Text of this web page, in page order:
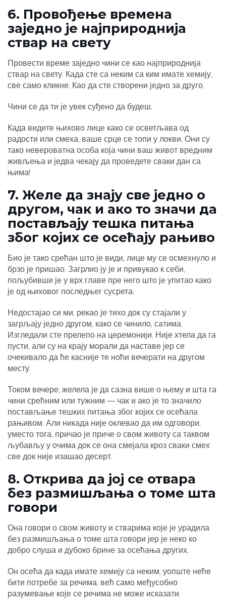
6. Провођење времена
заједно је најприроднија
ствар на свету
Провести време заједно чини се као најприроднија
ствар на свету. Када сте са неким са ким имате хемију,
све само кликне. Као да сте створени једно за друго.
Чини се да ти је увек суђено да будеш.
Када видите њихово лице како се осветљава од
радости или смеха, ваше срце се топи у локви. Они су
тако невероватна особа која чини ваш живот вредним
живљења и једва чекају да проведете сваки дан са
њима!
7. Желе да знају све једно о
другом, чак и ако то значи да
постављају тешка питања
због којих се осећају рањиво
Био је тако срећан што је види, лице му се осмехнуло и
брзо је пришао. Загрлио ју је и привукао к себи,
пољубивши је у врх главе пре него што је упитао како
је од њиховог последњег сусрета.
Недостајао си ми, рекао је тихо док су стајали у
загрљају једно другом, како се чинило, сатима.
Изгледали сте прелепо на церемонији. Није хтела да га
пусти, али су на крају морали да наставе јер се
очекивало да ће касније те ноћи вечерати на другом
месту.
Током вечере, желела је да сазна више о њему и шта га
чини срећним или тужним — чак и ако је то значило
постављање тешких питања због којих се осећала
рањивом. Али никада није оклевао да им одговори;
уместо тога, причао је приче о свом животу са таквом
љубављу у очима док се она смејала кроз сваки смех
све док није изашао десерт.
8. Открива да јој се отвара
без размишљања о томе шта
говори
Она говори о свом животу и стварима које је урадила
без размишљања о томе шта говори јер је неко ко
добро слуша и дубоко брине за осећања других.
Он осећа да када имате хемију са неким, уопште неће
бити потребе за речима, већ само међусобно
разумевање које се речима не може исказати.